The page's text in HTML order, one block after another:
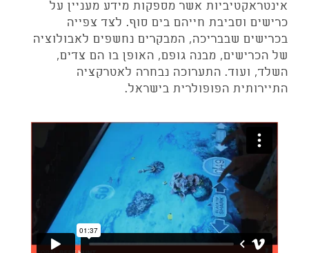
אינטראקטיביות אשר מספקות מידע מעניין על
כרישים וסביבת חייהם בים סוף. לצד צפייה
בכרישים שבבריכה, המבקרים נחשפים לאבולוציה
של הכרישים, מבנה גופם, האופן בו הם צדים,
השלד, ועוד. התערוכה נבחרה לאטרקציה
התיירותית הפופולרית בישראל.